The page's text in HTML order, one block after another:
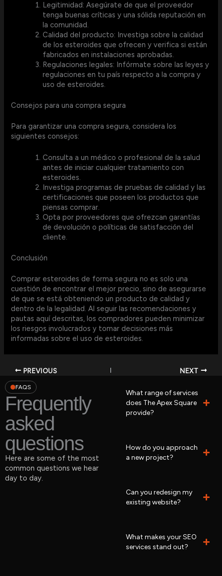
Legitimidad: Asegúrate de que el proveedor
tenga buenas críticas y una sólida reputación en
la comunidad.
Calidad del producto: Investiga sobre la calidad
de los esteroides que ofrecen y verifica si están
fabricados en instalaciones aprobadas.
Regulaciones legales: Infórmate sobre las leyes y
regulaciones en tu país respecto a la compra y
uso de esteroides.
Consejos para una compra segura
Para garantizar una compra segura, considera los
siguientes consejos:
Consulta a un médico o profesional de la salud
antes de iniciar cualquier tratamiento con
esteroides.
Investiga programas de pruebas de calidad y las
certificaciones que poseen los productos que
piensas comprar.
Opta por proveedores que ofrezcan garantías
de devolución o políticas de satisfacción del
cliente.
Conclusión
Comprar esteroides de forma segura no es solo una
cuestión de encontrar el mejor precio, sino de asegurarse
de que se está obteniendo un producto de calidad y
dentro de la legalidad. Al seguir las recomendaciones y
pautas aquí descritas, los compradores pueden minimizar
los riesgos involucrados y tomar decisiones más
informadas sobre el uso de esteroides.
PREVIOUS NEXT
FAQS
Frequently
asked
questions
Here are some of the most
common questions we hear
day to day.
What range of services
does The Apex Square
provide?
How do you approach
a new project?
Can you redesign my
existing website?
What makes your SEO
services stand out?